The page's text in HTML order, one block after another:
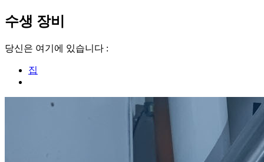
수생 장비
당신은 여기에 있습니다 :
집